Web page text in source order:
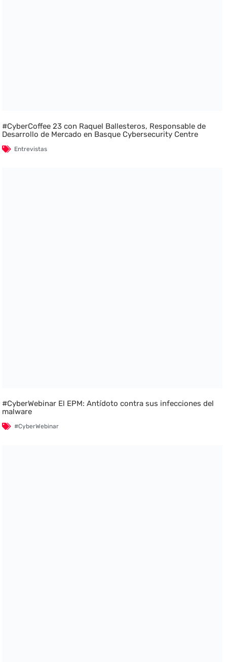
#CyberCoffee 23 con Raquel Ballesteros, Responsable de
Desarrollo de Mercado en Basque Cybersecurity Centre
Entrevistas
#CyberWebinar El EPM: Antídoto contra sus infecciones del
malware
#CyberWebinar